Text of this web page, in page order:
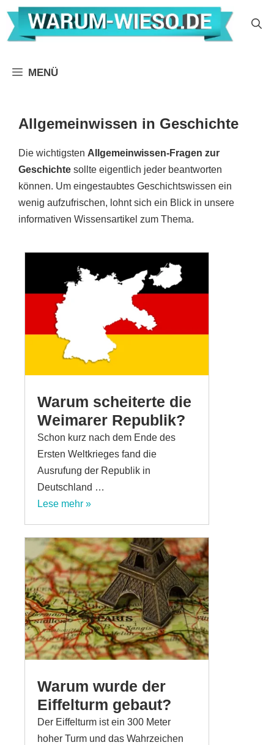
Zum
Inhalt
springen
MENÜ
Allgemeinwissen in Geschichte
Die wichtigsten Allgemeinwissen-Fragen zur
Geschichte sollte eigentlich jeder beantworten
können. Um eingestaubtes Geschichtswissen ein
wenig aufzufrischen, lohnt sich ein Blick in unsere
informativen Wissensartikel zum Thema.
Warum scheiterte die
Weimarer Republik?
Schon kurz nach dem Ende des
Ersten Weltkrieges fand die
Ausrufung der Republik in
Deutschland …
Lese mehr »
Warum wurde der
Eiffelturm gebaut?
Der Eiffelturm ist ein 300 Meter
hoher Turm und das Wahrzeichen